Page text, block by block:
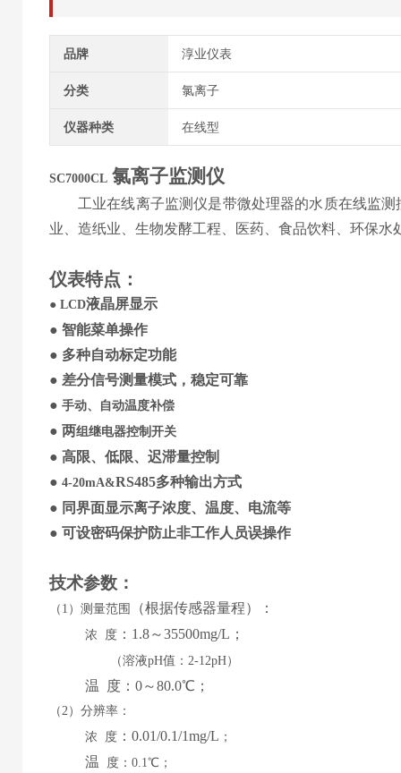
品牌 淳业仪表
分类 氯离子
仪器种类 在线型
SC7000CL 氯离子监测仪
工业在线离子监测仪是带微处理器的水质在线监
业、造纸业、生物发酵工程、医药、食品饮料、环保水
仪表特点 ：
● LCD液晶屏显示
● 智能菜单操作
● 多种自动标定功能
● 差分信号测量模式，稳定可靠
● 手动、自动温度补偿
● 两组继电器控制开关
● 高限、低限、迟滞量控制
● 4-20mA&RS485多种输出方式
● 同界面显示离子浓度、 温度、 电流等
● 可设密码保护防止非工作人员误操作
技术参数 ：
（ 1）测量范围 （根据传感器量程） ：
浓 度 ： 1.8～35500mg/L ；
（溶液pH值：2-12pH）
温 度： 0～80.0℃；
（2）分辨率：
浓
度 ： 0.01/0.1/1mg/L ；
温 度： 0.1℃；